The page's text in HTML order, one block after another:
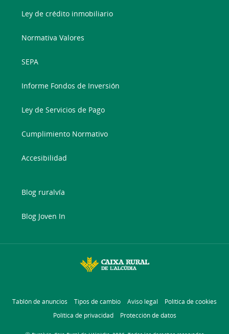
Ley de crédito inmobiliario
Normativa Valores
SEPA
Informe Fondos de Inversión
Ley de Servicios de Pago
Cumplimiento Normativo
Accesibilidad
Blog ruralvía
Blog Joven In
Tablón de anuncios Tipos de cambio Aviso legal
Política de cookies
Política de privacidad
Protección de datos